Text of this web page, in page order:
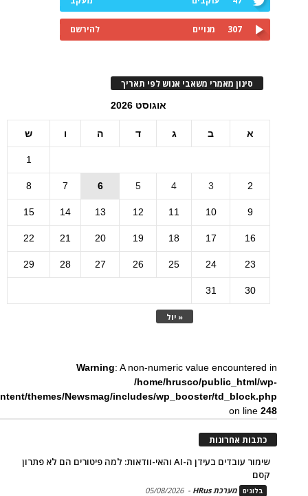
307 מנויים להירשם
סינון מאמרי משאבי אנוש לפי תאריך
אוגוסט 2026
א ב ג ד ה ו ש
« יול
1
2
3
4
5
6
7
8
9
10
11
12
13
14
15
16
17
18
19
20
21
22
23
24
25
26
27
28
29
30
31
Warning: A non-numeric value encountered in
/home/hrusco/public_html/wp-
themes/Newsmag/includes/wp_booster/td_block.php
on line248
כתבות אחרונות
שימור עובדים בעידן ה-AI והאי-וודאות: למה פיטורים הם לא פתרון
קסם
בלוגים מערכת HRus -
05/08/2026